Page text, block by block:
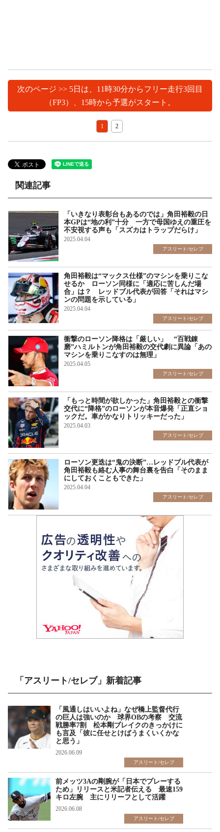
次のページ >> 5日は、11時30分からフリー走行3回目
（FP3）、15時から予選がスタート。
1 2
関連記事
「いきなり表彰台もあるのでは」角田裕毅の日
本GPは“地の利”十分 一方で母国ゆえの重圧を
不安視する声も「スズカはトラップだらけ」
2025.04.04
アスリート/セレブ
角田裕毅は“マックス仕様”のマシンを乗りこな
せるか ローソン同様に「適応に苦しんだ場
合」は？ レッドブル代表が回答「それはマシ
ンの問題を示している」
2025.04.04
アスリート/セレブ
衝撃のローソン降格は「厳しい」 “百戦錬
磨”ハミルトンが角田裕毅の交代劇に異論「あの
マシンを乗りこなすのは無理」
2025.04.05
アスリート/セレブ
「もっと時間が欲しかった」角田裕毅との衝撃
交代に“降格”のローソンが本音爆発「正直ショ
ックだ。車がかなりトリッキーだった」
2025.04.03
アスリート/セレブ
ローソン更迭は“鬼の決断”…レッドブル代表が
角田裕毅も絡む人事の舞台裏を告白「そのまま
にしておくこともできた」
2025.04.04
アスリート/セレブ
「アスリート/セレブ」新着記事
「風通しはいいよね」なぜ橋上監督代行
の巨人は強いのか 球界OBの考察 交流
戦勝率7割 松本剛ブレイクのきっかけに
も言及「彼に任せとけばうまくいくかな
と思う」
2026.06.09
アスリート/セレブ
前メッツ3Aの剛腕が「日本でプレーする
ため」リリースと米記者伝える 最速159
キロ左腕 主にリリーフとして活躍
2026.06.08
アスリート/セレブ